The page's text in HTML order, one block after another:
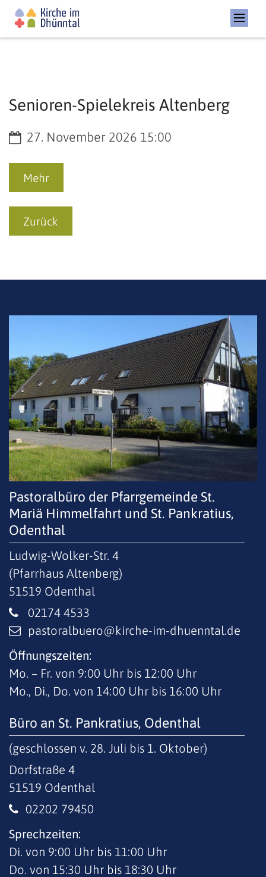
Senioren-Spielekreis Altenberg
Datum:
27. November 2026 15:00
Mehr
Zurück
Pastoralbüro der Pfarrgemeinde St.
Mariä Himmelfahrt und St. Pankratius,
Odenthal
Ludwig-Wolker-Str. 4
(Pfarrhaus Altenberg)
51519 Odenthal
02174 4533
pastoralbuero@kirche-im-dhuenntal.de
Öffnungszeiten:
Mo. – Fr. von 9:00 Uhr bis 12:00 Uhr
Mo., Di., Do. von 14:00 Uhr bis 16:00 Uhr
Büro an St. Pankratius, Odenthal
(geschlossen v. 28. Juli bis 1. Oktober)
Dorfstraße 4
51519 Odenthal
02202 79450
Sprechzeiten:
Di. von 9:00 Uhr bis 11:00 Uhr
Do. von 15:30 Uhr bis 18:30 Uhr